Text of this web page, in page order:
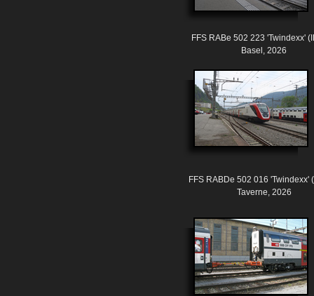
FFS RABe 502 223 'Twindexx'
Basel, 2026
FFS RABDe 502 016 'Twindexx'
Taverne, 2026